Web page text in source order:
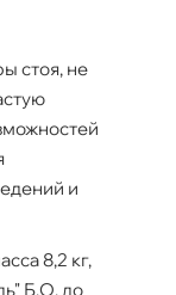
стоя, не
и
8,2 кг,
Б.О. до